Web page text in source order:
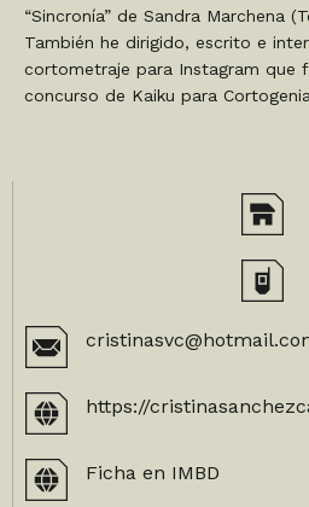
“Sincronía” de Sandra Marchena
También he dirigido, escrito e
cortometraje para Instagram que
concurso de Kaiku para
https://
Ficha en IMBD